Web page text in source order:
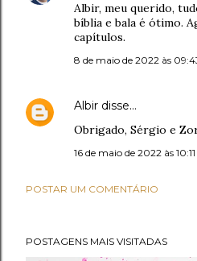
Albir, meu querido,
bíblia e bala é ótimo.
capítulos.
8 de maio de 2022 às
Albir disse…
Obrigado, Sérgio e
16 de maio de 2022 às 10:11
POSTAR UM COMENTÁRIO
POSTAGENS MAIS VISITADAS